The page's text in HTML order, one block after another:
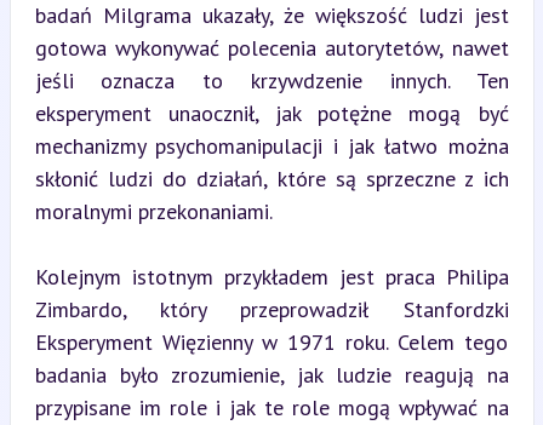
badań Milgrama ukazały, że większość ludzi jest
gotowa wykonywać polecenia autorytetów, nawet
jeśli oznacza to krzywdzenie innych. Ten
eksperyment unaocznił, jak potężne mogą być
mechanizmy psychomanipulacji i jak łatwo można
skłonić ludzi do działań, które są sprzeczne z ich
moralnymi przekonaniami.
Kolejnym istotnym przykładem jest praca Philipa
Zimbardo, który przeprowadził Stanfordzki
Eksperyment Więzienny w 1971 roku. Celem tego
badania było zrozumienie, jak ludzie reagują na
przypisane im role i jak te role mogą wpływać na